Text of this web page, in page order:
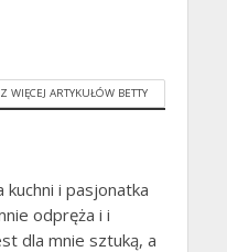
WIĘCEJ ARTYKUŁÓW BETTY
kuchni i pasjonatka
odpręża i i
dla mnie sztuką, a